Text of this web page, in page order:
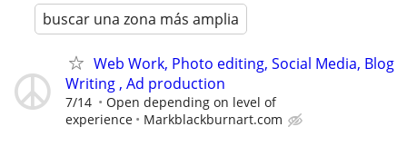
buscar una zona más amplia
Web Work, Photo editing, Social Media, Blog
Writing , Ad production
7/14
Open depending on level of
experience
Markblackburnart.com